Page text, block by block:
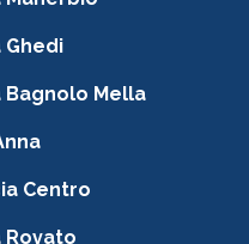
Ghedi
Bagnolo Mella
Centro
Rovato